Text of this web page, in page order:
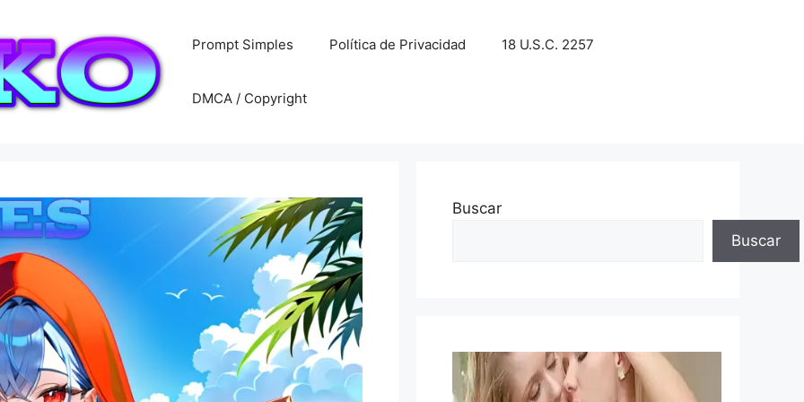
Prompt Simples Política de Privacidad 18 U.S.C. 2257
DMCA / Copyright
Buscar
Buscar